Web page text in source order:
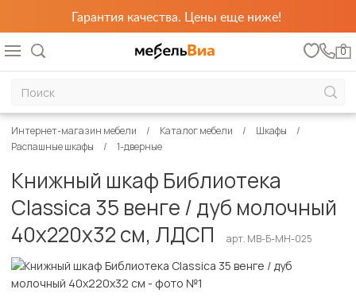
Гарантия качества. Цены еще ниже!
0
Интернет-магазин мебели Каталог мебели
Шкафы
Распашные шкафы
1-дверные
Книжный шкаф Библиотека
Classica 35 венге / дуб молочный
40х220х32 см, ЛДСП
арт. MB-Б-МН-025